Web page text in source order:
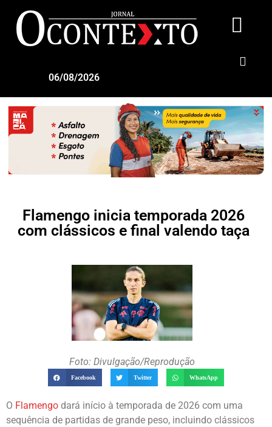
06/08/2026
Flamengo inicia temporada 2026
com clássicos e final valendo taça
Foto: Divulgação/Reprodução
Facebook Twitter WhatsApp
O Flamengo dará início à temporada de 2026 com uma
sequência de partidas de grande peso, incluindo clássicos